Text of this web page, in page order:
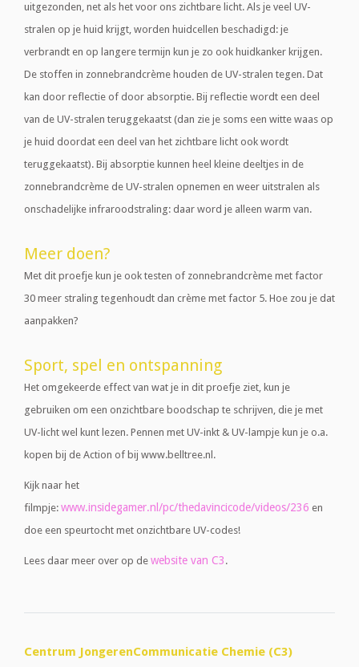
uitgezonden, net als het voor ons zichtbare licht. Als je veel UV-
stralen op je huid krijgt, worden huidcellen beschadigd: je
verbrandt en op langere termijn kun je zo ook huidkanker krijgen.
De stoffen in zonnebrandcrème houden de UV-stralen tegen. Dat
kan door reflectie of door absorptie. Bij reflectie wordt een deel
van de UV-stralen teruggekaatst (dan zie je soms een witte waas op
je huid doordat een deel van het zichtbare licht ook wordt
teruggekaatst). Bij absorptie kunnen heel kleine deeltjes in de
zonnebrandcrème de UV-stralen opnemen en weer uitstralen als
onschadelijke infraroodstraling: daar word je alleen warm van.
Meer doen?
Met dit proefje kun je ook testen of zonnebrandcrème met factor
30 meer straling tegenhoudt dan crème met factor 5. Hoe zou je dat
aanpakken?
Sport, spel en ontspanning
Het omgekeerde effect van wat je in dit proefje ziet, kun je
gebruiken om een onzichtbare boodschap te schrijven, die je met
UV-licht wel kunt lezen. Pennen met UV-inkt & UV-lampje kun je o.a.
kopen bij de Action of bij www.belltree.nl.
Kijk naar het
filmpje: www.insidegamer.nl/pc/thedavincicode/videos/236 en
doe een speurtocht met onzichtbare UV-codes!
Lees daar meer over op de website van C3 .
Centrum JongerenCommunicatie Chemie (C3)